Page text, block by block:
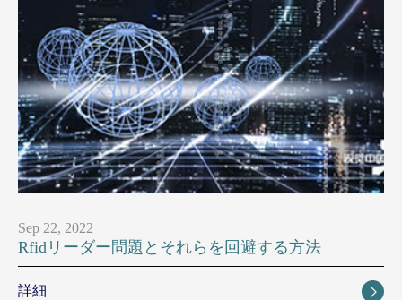
Sep 22, 2022
Rfidリーダー問題とそれらを回避する方法
詳細 